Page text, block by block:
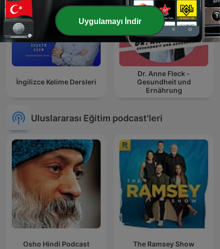
İngilizce Kelime Dersleri
Dr. Anne Fleck -
Gesundheit und
Ernährung
Uluslararası Eğitim podcast'leri
Osho Hindi Podcast The Ramsey Show
Uygulamayı İndir